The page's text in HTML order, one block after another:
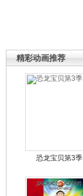
精彩动画推荐
恐龙宝贝第3季